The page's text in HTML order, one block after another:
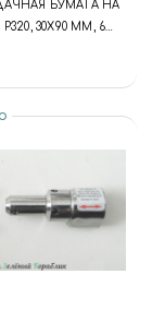
БУМАГА НА
30X90 ММ, 6